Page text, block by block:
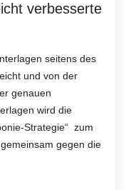
verbesserte
seitens des
und von der
genauen
wird die
Strategie“ zum
gegen die